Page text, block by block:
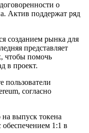
о
Актив поддержат ряд
созданием рынка для
представляет
чтобы помочь
в проект.
пользователи
согласно
выпуск токена
1:1 в